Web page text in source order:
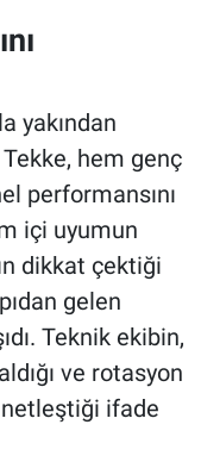
yakından
hem genç
performansını
içi uyumun
dikkat çektiği
gelen
Teknik ekibin,
ve rotasyon
ifade